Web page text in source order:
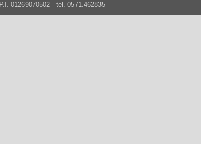
01269070502 - tel. 0571.462835